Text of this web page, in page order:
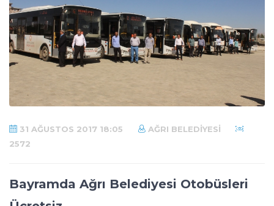
31 AĞUSTOS 2017 18:05
AĞRI BELEDIYESI
2572
Bayramda Ağrı Belediyesi Otobüsleri